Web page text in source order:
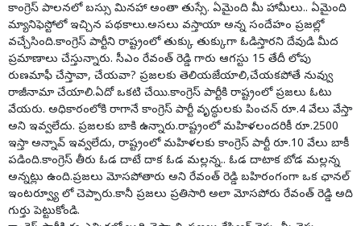
కాంగ్రెస్ పాలనలో బస్సు మినహా అంతా తుస్సే. ఏమైంది మీ హామీలు.. ఏమైంది
మ్యానిఫెస్టోలో ఇచ్చిన పథకాలు.అసలు వస్తాయా అన్న సందేహం ప్రజల్లో
వచ్చేసింది.కాంగ్రెస్ పార్టీని రాష్ట్రంలో తుక్కు తుక్కుగా ఓడిస్తారని దేవుడి మీద
ప్రమాణాలు చేస్తున్నారు. సీఎం రేవంత్ రెడ్డి గారు ఆగస్టు 15 తేదీ లోపు
రుణమాఫీ చేస్తావా, చేయవా? ప్రజలకు తెలియజేయాలి,చేయకపోతే నువ్వు
రాజీనామా చేయాలి.ఏదో ఒకటి చేయి.కాంగ్రెస్ పార్టీకి రాష్ట్రంలో ప్రజలు ఓటు
వేయరు. అధికారంలోకి రాగానే కాంగ్రెస్ పార్టీ వృద్ధులకు పించన్ రూ.4 వేలు వేస్తా
అని ఇవ్వలేదు. ప్రజలకు బాకి ఉన్నారు.రాష్ట్రంలో మహిళలందరికీ రూ.2500
ఇస్తా అన్నావ్ ఇవ్వలేదు, రాష్ట్రంలో మహిళలకు కాంగ్రెస్ పార్టీ రూ.10 వేలు బాకీ
పడింది.కాంగ్రెస్ తీరు ఓడ దాటే దాక ఓడ మల్లన్న.. ఓడ దాటాక బోడ మల్లన్న
అన్నట్లు ఉంది.ప్రజలు మోసపోతారు అని రేవంత్ రెడ్డి బహిరంగంగా ఒక ఛానల్
ఇంటర్వ్యూ లో చెప్పారు.కానీ ప్రజలు ప్రతిసారి అలా మోసపోరు రేవంత్ రెడ్డి అది
గుర్తు పెట్టుకోండి.